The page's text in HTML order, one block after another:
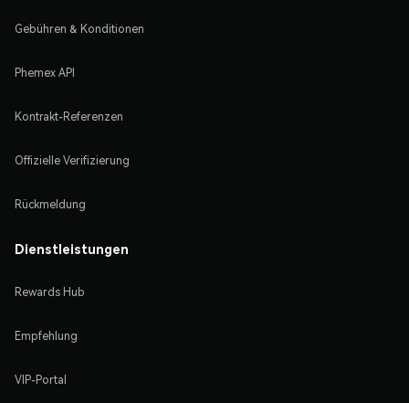
Gebühren & Konditionen
Phemex API
Kontrakt-Referenzen
Offizielle Verifizierung
Rückmeldung
Dienstleistungen
Rewards Hub
Empfehlung
VIP-Portal